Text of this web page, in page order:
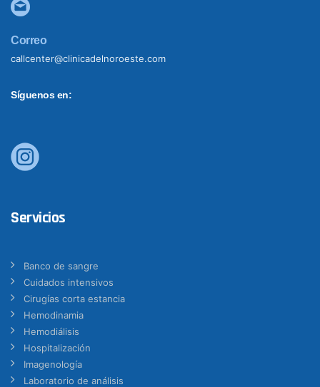
Correo
callcenter@clinicadelnoroeste.com
Síguenos en:
Servicios
Banco de sangre
Cuidados intensivos
Cirugías corta estancia
Hemodinamia
Hemodiálisis
Hospitalización
Imagenología
Laboratorio de análisis